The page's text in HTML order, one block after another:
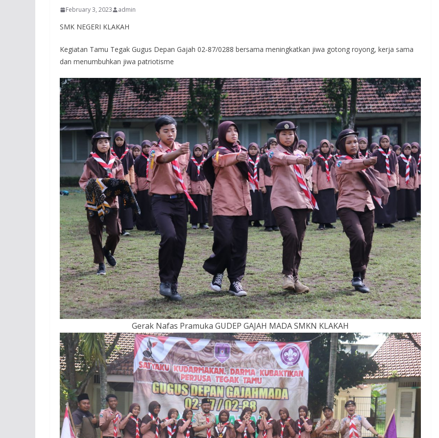
February 3, 2023 admin
SMK NEGERI KLAKAH
Kegiatan Tamu Tegak Gugus Depan Gajah 02-87/0288 bersama meningkatkan jiwa gotong royong, kerja sama
dan menumbuhkan jiwa patriotisme
Gerak Nafas Pramuka GUDEP GAJAH MADA SMKN KLAKAH